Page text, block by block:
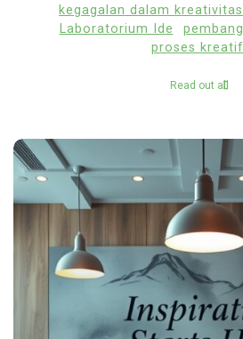
kegagalan dalam kreativitas
Laboratorium Ide
proses kreatif
Read out all